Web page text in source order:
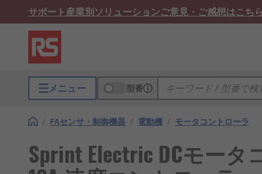
サポート産業別ソリューションご意見・ご感想はこちら
メニュー 型番
/ FAセンサ・制御機器 / 電動機 / モータコントローラ
Sprint Electric DCモータ